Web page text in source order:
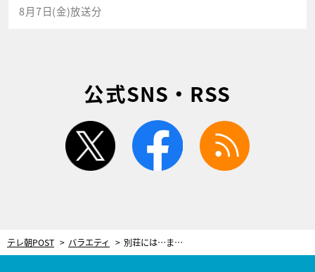
8月7日(金)放送分
公式SNS・RSS
twitter facebook
テレ朝POST バラエティ 別荘には…まさに“徹子の部屋”が存在！黒柳徹子を支える衣装プロデューサーの暮らしと深い絆に迫る